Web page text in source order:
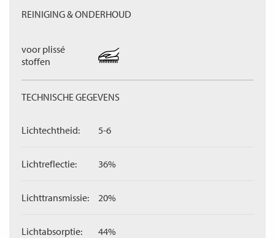
REINIGING & ONDERHOUD
voor plissé
stoffen
TECHNISCHE GEGEVENS
Lichtechtheid: 5-6
Lichtreflectie: 36%
Lichttransmissie: 20%
Lichtabsorptie: 44%